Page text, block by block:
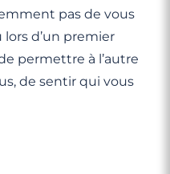
pas de vous
d’un premier
permettre à l’autre
de sentir qui vous